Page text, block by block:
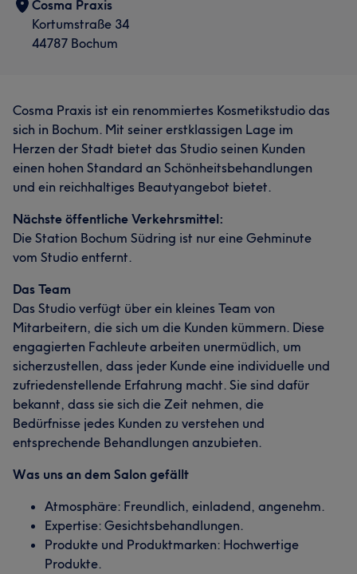
Cosma Praxis
Kortumstraße 34
44787 Bochum
Cosma Praxis ist ein renommiertes Kosmetikstudio das
sich in Bochum. Mit seiner erstklassigen Lage im
Herzen der Stadt bietet das Studio seinen Kunden
einen hohen Standard an Schönheitsbehandlungen
und ein reichhaltiges Beautyangebot bietet.
Nächste öffentliche Verkehrsmittel:
Die Station Bochum Südring ist nur eine Gehminute
vom Studio entfernt.
Das Team
Das Studio verfügt über ein kleines Team von
Mitarbeitern, die sich um die Kunden kümmern. Diese
engagierten Fachleute arbeiten unermüdlich, um
sicherzustellen, dass jeder Kunde eine individuelle und
zufriedenstellende Erfahrung macht. Sie sind dafür
bekannt, dass sie sich die Zeit nehmen, die
Bedürfnisse jedes Kunden zu verstehen und
entsprechende Behandlungen anzubieten.
Was uns an dem Salon gefällt
Atmosphäre: Freundlich, einladend, angenehm.
Expertise: Gesichtsbehandlungen.
Produkte und Produktmarken: Hochwertige
Produkte.